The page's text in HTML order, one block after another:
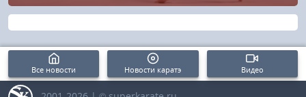
Все новости Новости каратэ Видео